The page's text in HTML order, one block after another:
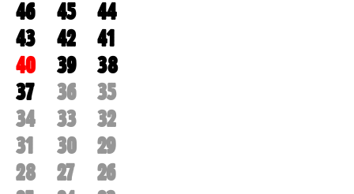
46
45
44
43
42
41
40
39
38
37
36
35
34
33
32
31
30
29
28
27
26